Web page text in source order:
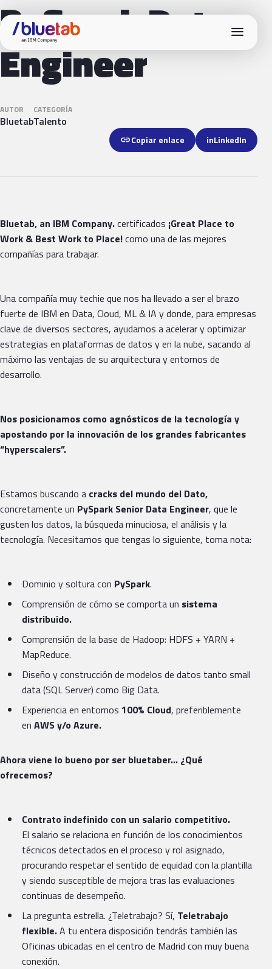
menu
PySpark Data
Engineer
AUTOR
Bluetab
CATEGORÍA
Talento
linkCopiar enlace inLinkedIn
Bluetab, an IBM Company.certificados ¡Great Place to
Work & Best Work to Place!como una de las mejores
compañías para trabajar.
Una compañía muy techie que nos ha llevado a ser el brazo
fuerte de IBM en Data, Cloud, ML & IA y donde, para empresas
clave de diversos sectores, ayudamos a acelerar y optimizar
estrategias en plataformas de datos y en la nube, sacando al
máximo las ventajas de su arquitectura y entornos de
desarrollo.
Nos posicionamos como agnósticos de la tecnología y
apostando por la innovación de los grandes fabricantes
“hyperscalers”.
Estamos buscando a cracks del mundo del Dato,
concretamente un PySpark Senior Data Engineer, que le
gusten los datos, la búsqueda minuciosa, el análisis y la
tecnología. Necesitamos que tengas lo siguiente, toma nota:
Dominio y soltura con PySpark.
Comprensión de cómo se comporta un sistema
distribuido.
Comprensión de la base de Hadoop: HDFS + YARN +
MapReduce.
Diseño y construcción de modelos de datos tanto small
data (SQL Server) como Big Data.
Experiencia en entornos 100% Cloud, preferiblemente
en AWS y/o Azure.
Ahora viene lo bueno por ser bluetaber… ¿Qué
ofrecemos?
Contrato indefinido con un salario competitivo.
El salario se relaciona en función de los conocimientos
técnicos detectados en el proceso y rol asignado,
procurando respetar el sentido de equidad con la plantilla
y siendo susceptible de mejora tras las evaluaciones
continuas de desempeño.
La pregunta estrella. ¿Teletrabajo? Sí, Teletrabajo
flexible.A tu entera disposición tendrás también las
Oficinas ubicadas en el centro de Madrid con muy buena
conexión.